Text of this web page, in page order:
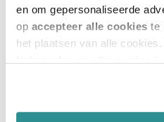
en om gepersonaliseerde
op accepteer alle cookies te
het plaatsen van alle cookies.
afhankelijke cookies beheren
onscookiestatementvoor
van allerlei technologie
in een kantoor. Ook bij
via de smart offices van
we data op. Daaruit leren